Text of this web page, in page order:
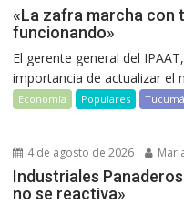
«La zafra marcha con
funcionando»
El gerente general del
importancia de actualizar el
Economía Populares
4 de agosto de 2026
Industriales
no se reactiva»